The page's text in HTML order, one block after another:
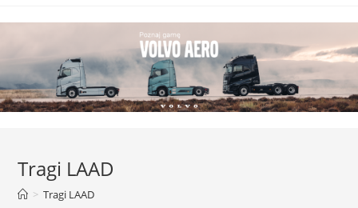
Tragi LAAD
> Tragi LAAD